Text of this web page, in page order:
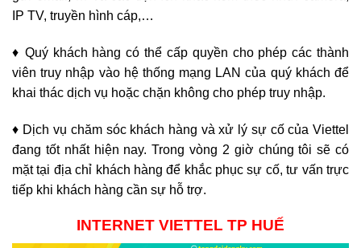
IP TV, truyền hình cáp,…
♦ Quý khách hàng có thể cấp quyền cho phép các thành
viên truy nhập vào hệ thống mạng LAN của quý khách để
khai thác dịch vụ hoặc chặn không cho phép truy nhập.
♦ Dịch vụ chăm sóc khách hàng và xử lý sự cố của Viettel
đang tốt nhất hiện nay. Trong vòng 2 giờ chúng tôi sẽ có
mặt tại địa chỉ khách hàng để khắc phục sự cố, tư vấn trực
tiếp khi khách hàng cần sự hỗ trợ.
INTERNET VIETTEL TP HUẾ